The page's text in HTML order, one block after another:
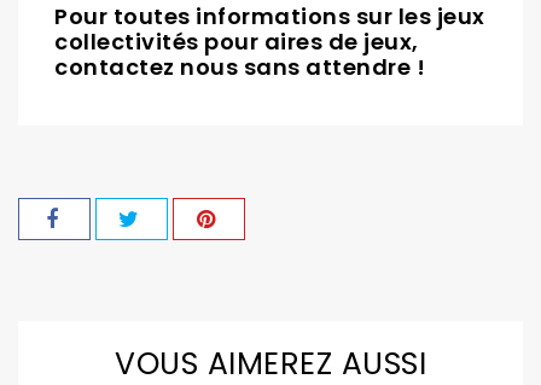
Pour toutes informations sur les jeux
collectivités pour aires de jeux,
contactez nous sans attendre !
VOUS AIMEREZ AUSSI